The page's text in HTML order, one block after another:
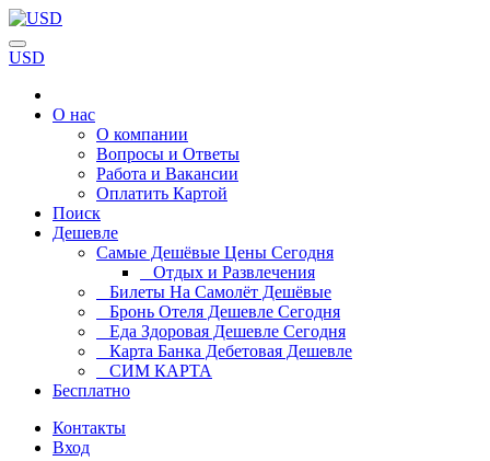
USD
О нас
О компании
Вопросы и Ответы
Работа и Вакансии
Оплатить Картой
Поиск
Дешевле
Самые Дешёвые Цены Сегодня
Отдых и Развлечения
Билеты На Самолёт Дешёвые
Бронь Отеля Дешевле Сегодня
Еда Здоровая Дешевле Сегодня
Карта Банка Дебетовая Дешевле
СИМ КАРТА
Бесплатно
Контакты
Вход